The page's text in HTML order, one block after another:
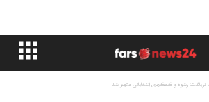
دریافت رشوه و کمک‌های انتخاباتی متهم شد